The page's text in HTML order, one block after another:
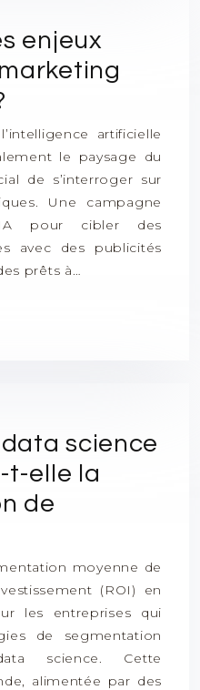
enjeux
artificielle
le paysage du
de s’interroger sur
Une campagne
pour cibler des
avec des publicités
prêts à…
science
t-elle la
de
moyenne de
(ROI) en
les entreprises qui
de segmentation
science. Cette
alimentée par des